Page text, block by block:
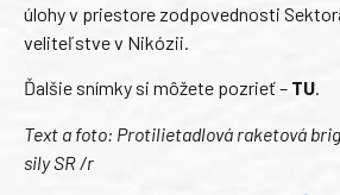
úlohy v priestore zodpovednosti
veliteľstve v Nikózii.
Ďalšie snímky si môžete pozrieť – TU.
Text a foto: Protilietadlová raketová
sily SR /r